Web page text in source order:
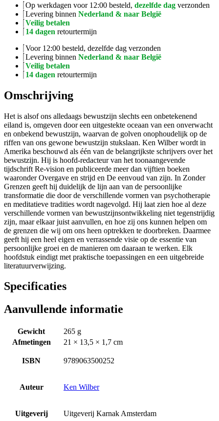
Op werkdagen voor 12:00 besteld, dezelfde dag verzonden
Levering binnen Nederland & naar België
Veilig betalen
14 dagen retourtermijn
Voor 12:00 besteld, dezelfde dag verzonden
Levering binnen Nederland & naar België
Veilig betalen
14 dagen retourtermijn
Omschrijving
Het is alsof ons alledaags bewustzijn slechts een onbetekenend
eiland is, omgeven door een uitgestekte oceaan van een onverwacht
en onbekend bewustzijn, waarvan de golven onophoudelijk op de
riffen van ons gewone bewustzijn stukslaan. Ken Wilber wordt in
Amerika beschouwd als één van de belangrijkste schrijvers over het
bewustzijn. Hij is hoofd-redacteur van het toonaangevende
tijdschrift Re-vision en publiceerde meer dan vijftien boeken
waaronder Overgave en strijd en De eenvoud van zijn. In Zonder
Grenzen geeft hij duidelijk de lijn aan van de persoonlijke
transformatie die door de verschillende vormen van psychotherapie
en meditatieve tradities wordt nagevolgd. Hij laat zien hoe al deze
verschillende vormen van bewustzijnsontwikkeling niet tegenstrijdig
zijn, maar elkaar juist aanvullen, en hoe zij ons kunnen helpen om
de grenzen die wij om ons heen optrekken te doorbreken. Daarmee
geeft hij een heel eigen en verrassende visie op de essentie van
persoonlijke groei en de manieren om daaraan te werken. Elk
hoofdstuk eindigt met praktische toepassingen en een uitgebreide
literatuurverwijzing.
Specificaties
Aanvullende informatie
Gewicht
265 g
Afmetingen
21 × 13,5 × 1,7 cm
ISBN 9789063500252
Auteur Ken Wilber
Uitgeverij Uitgeverij Karnak Amsterdam